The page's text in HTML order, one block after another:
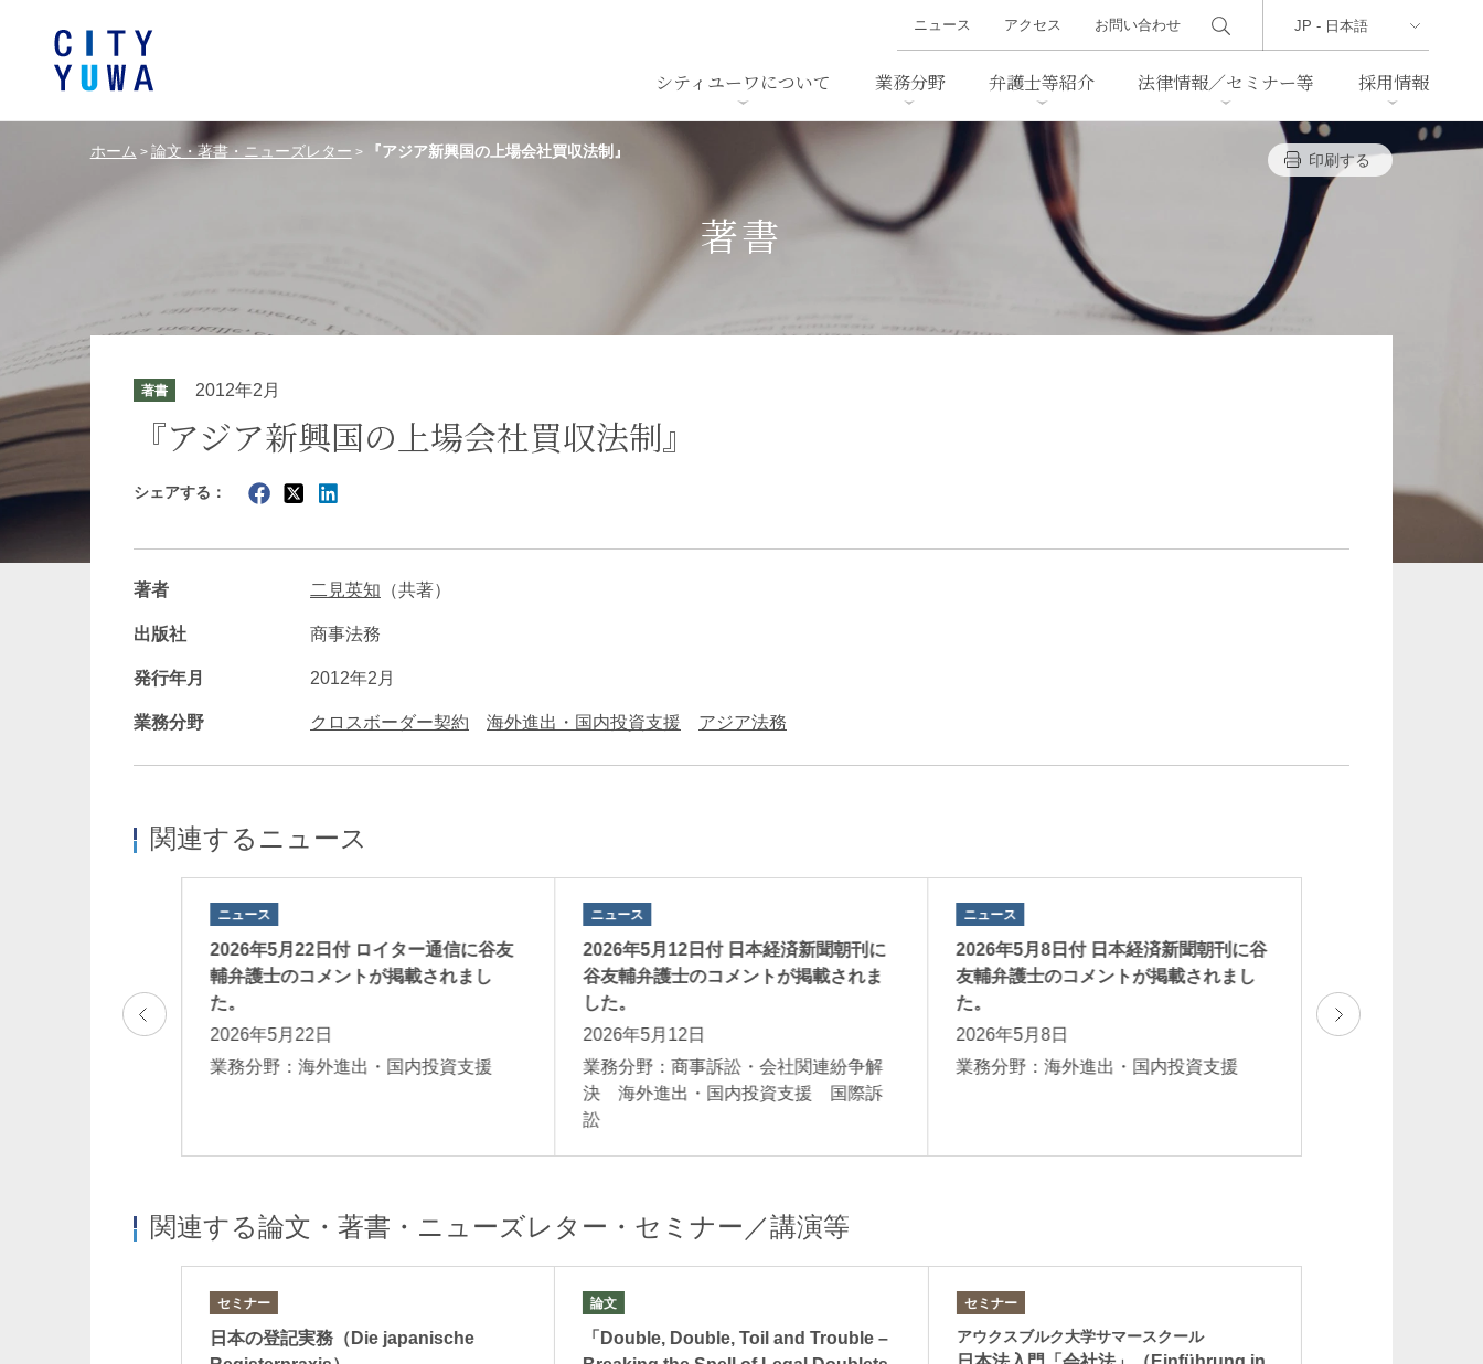
シティユーワについて
沿革 アクセス
業務分野
M&A 事業再生・倒産
通商法・経済安全保障
危機管理／コンプライアンス 中国法務
エネルギー・資源 ライフサイエンス・製薬
暗号資産・NFT 建設・建築 インフラ／PFI／PPP
弁護士等紹介 法律情報／セミナー等
セミナー/講演等 ニューズレター 判例紹介
法律用語集
採用情報
スタッフ採用
ニュース アクセス お問い合わせ
ホーム > 論文・著書・ニューズレター > 『アジア新興国の上場会社買収法制』 印刷する
著書
著書 2012年2月
『アジア新興国の上場会社買収法制』
シェアする：
著者 二見英知 （共著）
出版社 商事法務
発行年月 2012年2月
業務分野 クロスボーダー契約 海外進出・国内投資支援 アジア法務
関連するニュース
国内投資支援
ニュース
2026年5月22日付 ロイター通信に谷友
輔弁護士のコメントが掲載されまし
た。
2026年5月22日
業務分野：海外進出・国内投資支援
ニュース
2026年5月12日付 日本経済新聞朝刊に
谷友輔弁護士のコメントが掲載されま
した。
2026年5月12日
業務分野：商事訴訟・会社関連紛争解
決 海外進出・国内投資支援 国際訴
訟
ニュース
2026年5月8日付 日本経済新聞朝刊に谷
友輔弁護士のコメントが掲載されまし
た。
2026年5月8日
業務分野：海外進出・国内投資支援
価を得ました。
2025年12月8日
関連する論文・著書・ニューズレター・セミナー／講演等
セミナー
日本の登記実務（Die japanische
論文
「Double, Double, Toil and Trouble –
セミナー
アウクスブルク大学サマースクール